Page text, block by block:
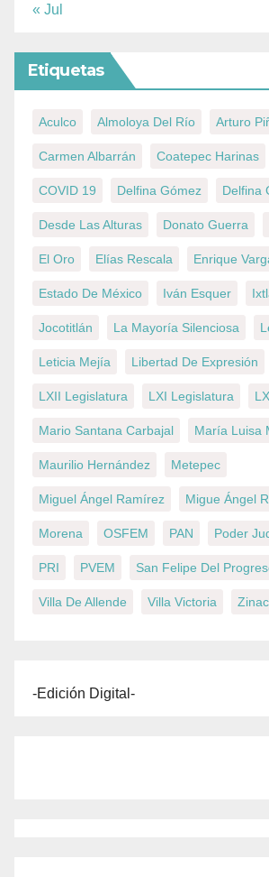
« Jul
Etiquetas
Aculco Almoloya Del Río Arturo
Carmen Albarrán Coatepec Harinas
COVID 19 Delfina Gómez Delfina
Desde Las Alturas Donato Guerra
El Oro Elías Rescala Enrique
Estado De México Iván Esquer
Jocotitlán La Mayoría Silenciosa
Leticia Mejía Libertad De Expresión
LXII Legislatura LXI Legislatura
Mario Santana Carbajal María Luisa
Maurilio Hernández Metepec
Miguel Ángel Ramírez Migue Ángel
Morena OSFEM PAN Poder
PRI PVEM San Felipe Del
Villa De Allende Villa Victoria
-Edición Digital-